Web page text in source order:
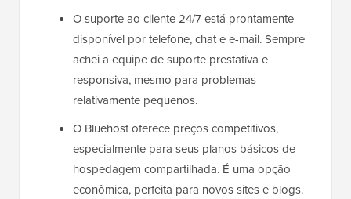
O suporte ao cliente 24/7 está prontamente
disponível por telefone, chat e e-mail. Sempre
achei a equipe de suporte prestativa e
responsiva, mesmo para problemas
relativamente pequenos.
O Bluehost oferece preços competitivos,
especialmente para seus planos básicos de
hospedagem compartilhada. É uma opção
econômica, perfeita para novos sites e blogs.